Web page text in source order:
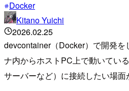
Docker
Kitano Yuichi
2026.02.25
devcontainer（Docker）で開発
ナ内からホストPC上で動いてい
サーバーなど）に接続したい場面